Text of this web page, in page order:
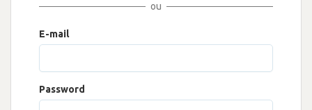
ou
E-mail
Password